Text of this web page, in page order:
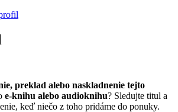
preklad alebo naskladnenie tejto
e-knihu alebo audioknihu? Sledujte titul a
keď niečo z toho pridáme do ponuky.